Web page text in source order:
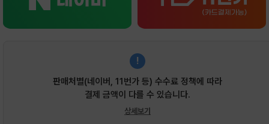
!
판매처별(네이버, 11번가 등) 수수료 정책에 따라
결제 금액이 다를 수 있습니다.
상세보기